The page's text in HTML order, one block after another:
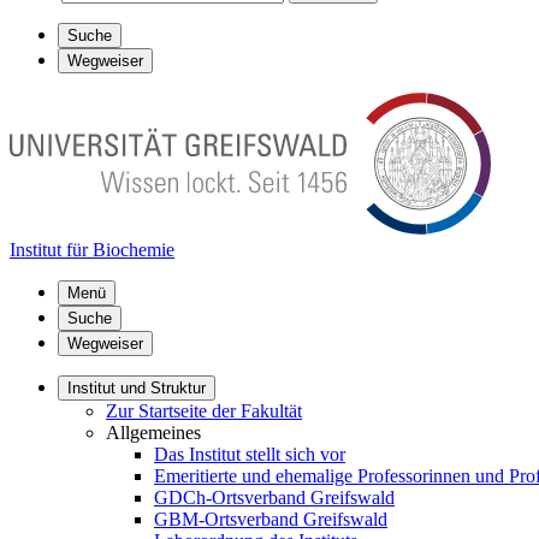
Suche
Wegweiser
Institut für Biochemie
Menü
Suche
Wegweiser
Institut und Struktur
Zur Startseite der Fakultät
Allgemeines
Das Institut stellt sich vor
Emeritierte und ehemalige Professorinnen und
GDCh-Ortsverband Greifswald
GBM-Ortsverband Greifswald